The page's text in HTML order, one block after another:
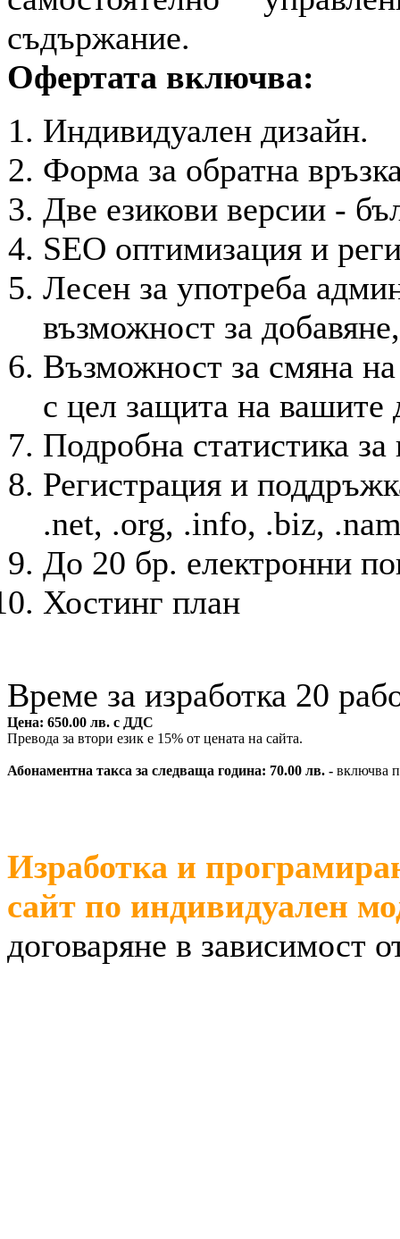
съдържание.
Офертата включва:
Индивидуален дизайн.
Форма за обратна
Две езикови версии -
SEO оптимизация и
Лесен за употреба
възможност за
Възможност за смяна на
с цел защита на вашите
Подробна статистика
Регистрация и
.net, .org, .info, .biz,
До 20 бр. електронни
Хостинг план
Време за изработка 20
Цена: 650.00 лв. с ДДС
Превода за втори език е 15% от цената на сайта.
Абонаментна такса за следваща година: 70.00 лв. - включва
Изработка и
сайт по индивидуален
договаряне в зависимост